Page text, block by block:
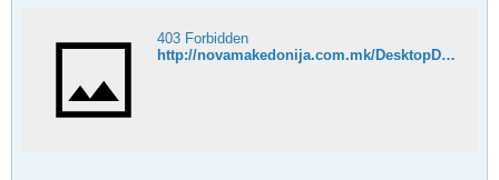
403 Forbidden
http://novamakedonija.com.mk/DesktopDefault.aspx?tabindex=0&tabid=2&fCat=1&EditionID=270&top=1&ArticleID=14161